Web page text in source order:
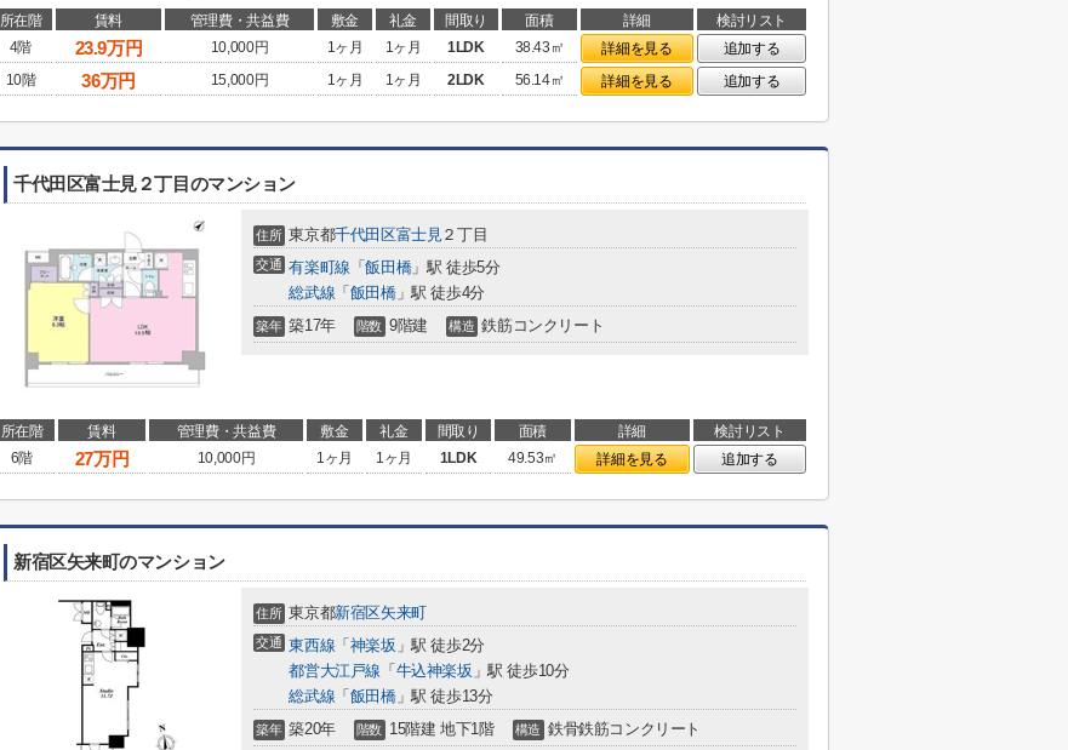
所在階 賃料 管理費・共益費 敷金 礼金 間取り 面積 詳細
検討リスト
4階
23.9万円 10,000円 1ヶ月 1ヶ月 1LDK 38.43㎡ 詳細を見る
追加する
10階
36万円 15,000円 1ヶ月 1ヶ月 2LDK 56.14㎡ 詳細を見る 追加する
千代田区富士見２丁目のマンション
住所 東京都千代田区富士見２丁目
交通 有楽町線 「飯田橋」駅 徒歩5分
総武線 「 飯田橋」駅 徒歩4分
築年 築17年 階数 9階建 構造 鉄筋コンクリート
所在階 賃料 管理費・共益費 敷金 礼金 間取り 面積 詳細
検討リスト
6階
27万円 10,000円 1ヶ月 1ヶ月 1LDK 49.53㎡ 詳細を見る 追加する
新宿区矢来町のマンション
住所 東京都新宿区矢来町
交通 東西線 「 神楽坂 」駅 徒歩2分
都営大江戸線 「 牛込神楽坂 」駅 徒歩10分
総武線 「 飯田橋」駅 徒歩13分
築年 築20年 階数 15階建 地下1階 構造 鉄骨鉄筋コンクリート